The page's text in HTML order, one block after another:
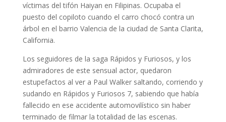
víctimas del tifón Haiyan en Filipinas. Ocupaba el
puesto del copiloto cuando el carro chocó contra un
árbol en el barrio Valencia de la ciudad de Santa Clarita,
California.
Los seguidores de la saga Rápidos y Furiosos, y los
admiradores de este sensual actor, quedaron
estupefactos al ver a Paul Walker saltando, corriendo y
sudando en Rápidos y Furiosos 7, sabiendo que había
fallecido en ese accidente automovilístico sin haber
terminado de filmar la totalidad de las escenas.